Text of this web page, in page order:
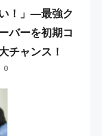
！」—最強ク
バーを初期コ
チャンス！
0